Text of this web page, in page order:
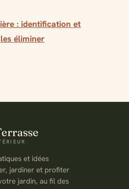
: identification et
éliminer
et idées
jardiner et profiter
jardin, au fil des